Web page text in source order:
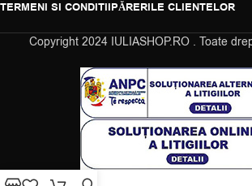
TERMENI SI CONDITIIPĂRERILE CLIENTELOR
Copyright 2024 IULIASHOP.RO . Toate